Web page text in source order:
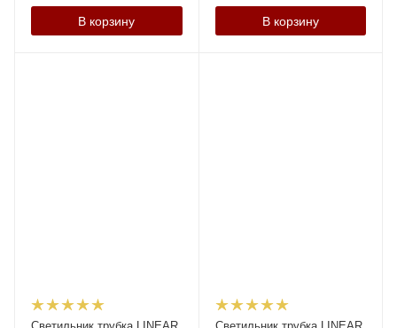
В корзину В корзину